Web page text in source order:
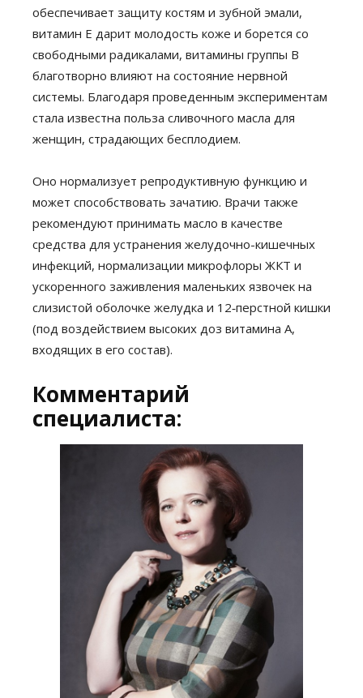
обеспечивает защиту костям и зубной эмали,
витамин Е дарит молодость коже и борется со
свободными радикалами, витамины группы В
благотворно влияют на состояние нервной
системы. Благодаря проведенным экспериментам
стала известна польза сливочного масла для
женщин, страдающих бесплодием.
Оно нормализует репродуктивную функцию и
может способствовать зачатию. Врачи также
рекомендуют принимать масло в качестве
средства для устранения желудочно-кишечных
инфекций, нормализации микрофлоры ЖКТ и
ускоренного заживления маленьких язвочек на
слизистой оболочке желудка и 12‑перстной кишки
(под воздействием высоких доз витамина А,
входящих в его состав).
Комментарий
специалиста: